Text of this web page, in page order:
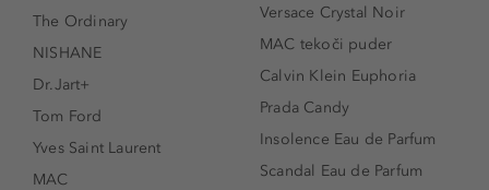
The Ordinary
NISHANE
Dr.Jart+
Tom Ford
Yves Saint Laurent
MAC
Versace Crystal Noir
MAC tekoči puder
Calvin Klein Euphoria
Prada Candy
Insolence Eau de Parfum
Scandal Eau de Parfum